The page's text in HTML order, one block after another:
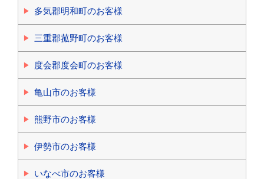
多気郡明和町のお客様
三重郡菰野町のお客様
度会郡度会町のお客様
亀山市のお客様
熊野市のお客様
伊勢市のお客様
いなべ市のお客様